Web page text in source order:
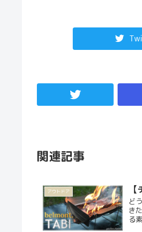
関連記事
アウトドア
ど
き
る